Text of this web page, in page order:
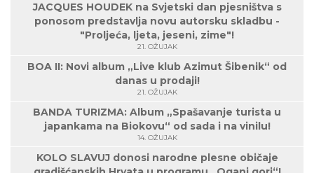
JACQUES HOUDEK na Svjetski dan pjesništva s
ponosom predstavlja novu autorsku skladbu -
"Proljeća, ljeta, jeseni, zime"!
21. OŽUJAK
BOA II: Novi album „Live klub Azimut Šibenik“ od
danas u prodaji!
21. OŽUJAK
BANDA TURIZMA: Album „Spašavanje turista u
japankama na Biokovu“ od sada i na vinilu!
14. OŽUJAK
KOLO SLAVUJ donosi narodne plesne običaje